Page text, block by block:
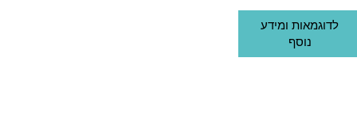
לדוגמאות ומידע
נוסף